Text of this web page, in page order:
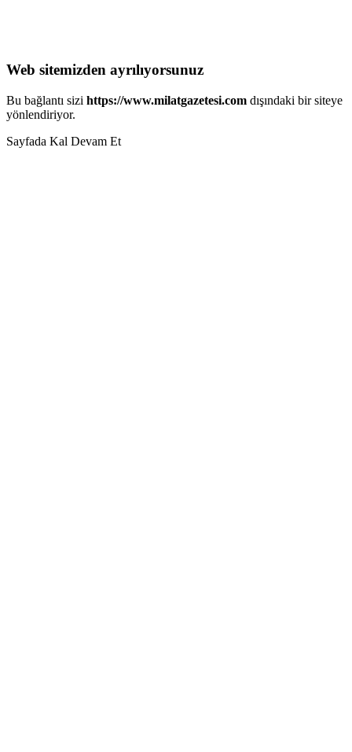
Web sitemizden ayrılıyorsunuz
Bu bağlantı sizi https://www.milatgazetesi.com dışındaki bir siteye
yönlendiriyor.
Sayfada Kal Devam Et